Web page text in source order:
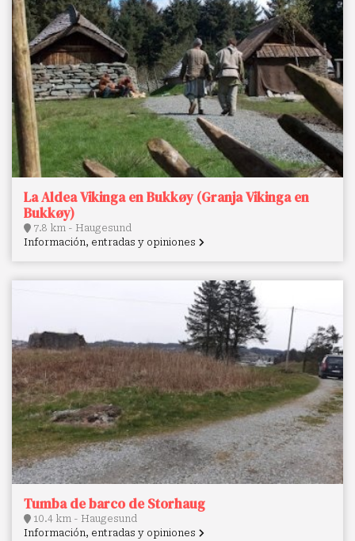
La Aldea Vikinga en Bukkøy (Granja Vikinga en
Bukkøy)
7.8 km - Haugesund
Información, entradas y opiniones
Tumba de barco de Storhaug
10.4 km - Haugesund
Información, entradas y opiniones